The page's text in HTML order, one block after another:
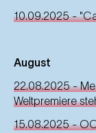
10.09.2025 -
August
22.08.2025 -
Weltpremiere
15.08.2025 -